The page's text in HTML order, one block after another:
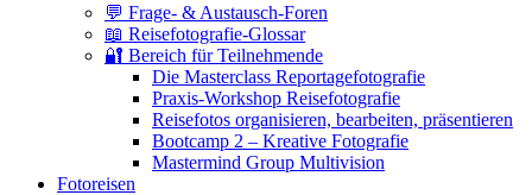
💬 Frage- & Austausch-Foren
📖 Reisefotografie-Glossar
🔐 Bereich für Teilnehmende
Die Masterclass Reportagefotografie
Praxis-Workshop Reisefotografie
Reisefotos organisieren, bearbeiten, präsentieren
Bootcamp 2 – Kreative Fotografie
Mastermind Group Multivision
Fotoreisen